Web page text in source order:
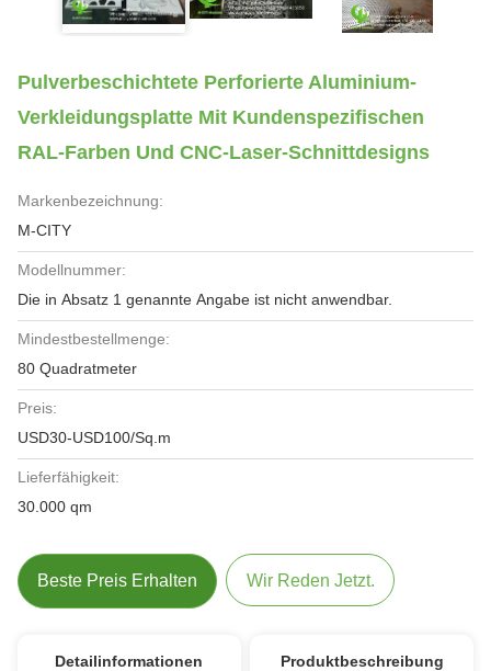
Pulverbeschichtete Perforierte Aluminium-
Verkleidungsplatte Mit Kundenspezifischen
RAL-Farben Und CNC-Laser-Schnittdesigns
Markenbezeichnung:
M-CITY
Modellnummer:
Die in Absatz 1 genannte Angabe ist nicht anwendbar.
Mindestbestellmenge:
80 Quadratmeter
Preis:
USD30-USD100/Sq.m
Lieferfähigkeit:
30.000 qm
Beste Preis Erhalten Wir Reden Jetzt.
Detailinformationen Produktbeschreibung